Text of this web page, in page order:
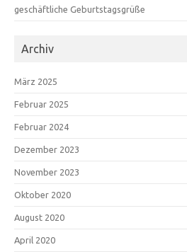
geschäftliche Geburtstagsgrüße
Archiv
März 2025
Februar 2025
Februar 2024
Dezember 2023
November 2023
Oktober 2020
August 2020
April 2020